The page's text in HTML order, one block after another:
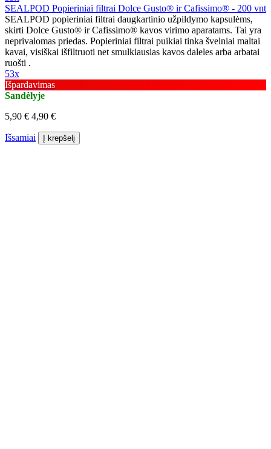
SEALPOD Popieriniai filtrai Dolce Gusto® ir Cafissimo® - 200 vnt
SEALPOD popieriniai filtrai daugkartinio užpildymo kapsulėms,
skirti Dolce Gusto® ir Cafissimo® kavos virimo aparatams. Tai yra
neprivalomas priedas. Popieriniai filtrai puikiai tinka švelniai maltai
kavai, visiškai išfiltruoti net smulkiausias kavos daleles arba arbatai
ruošti .
53x
Išpardavimas
Sandėlyje
5,90 € 4,90 €
Išsamiai Į krepšelį